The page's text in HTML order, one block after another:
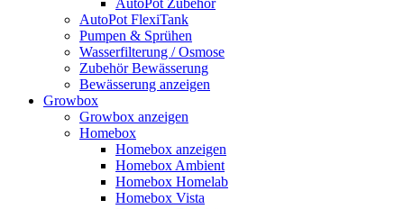
AutoPot Zubehör
AutoPot FlexiTank
Pumpen & Sprühen
Wasserfilterung / Osmose
Zubehör Bewässerung
Bewässerung anzeigen
Growbox
Growbox anzeigen
Homebox
Homebox anzeigen
Homebox Ambient
Homebox Homelab
Homebox Vista